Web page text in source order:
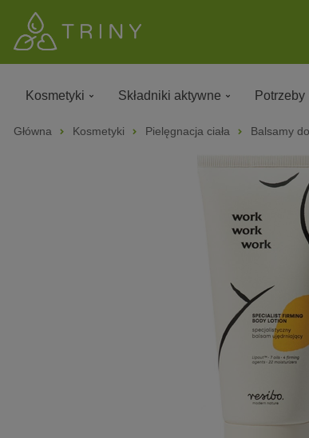
Kosmetyki Składniki aktywne Potrzeby
Główna Kosmetyki Pielęgnacja ciała Balsamy